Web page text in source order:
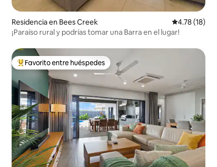
Residencia en Bees Creek Calificación
4.78 (18)
¡Paraíso rural y podrías tomar una Barra en el lugar!
De los mejores en Favorito entre huéspedes
Favorito entre huéspedes